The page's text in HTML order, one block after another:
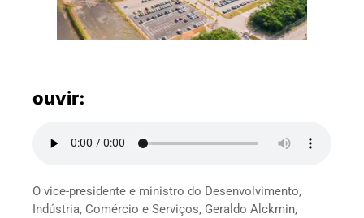
ouvir:
O vice-presidente e ministro do Desenvolvimento,
Indústria, Comércio e Serviços, Geraldo Alckmin,